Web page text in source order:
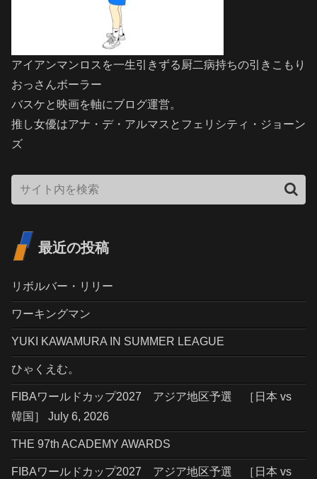
アイアンマンロスを一生引きずる厨二病持ちの引きこもり
おっさんボーラー
バスケと映画を軸にブログ運営。
推し女優はアナ・デ・アルマスとフェリシティ・ジョーン
ズ
最近の投稿
リボルバー・リリー
ワーキングマン
YUKI KAWAMURA IN SUMMER LEAGUE
ひゃくえむ。
FIBAワールドカップ2027 アジア地区予選 ［日本 vs
韓国］ July 6, 2026
THE 97th ACADEMY AWARDS
FIBAワールドカップ2027 アジア地区予選 ［日本 vs